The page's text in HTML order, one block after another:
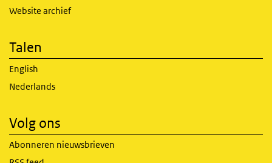
Website archief
Talen
English
Nederlands
Volg ons
Abonneren nieuwsbrieven